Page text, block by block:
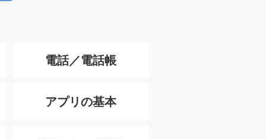
電話／電話帳
アプリの基本